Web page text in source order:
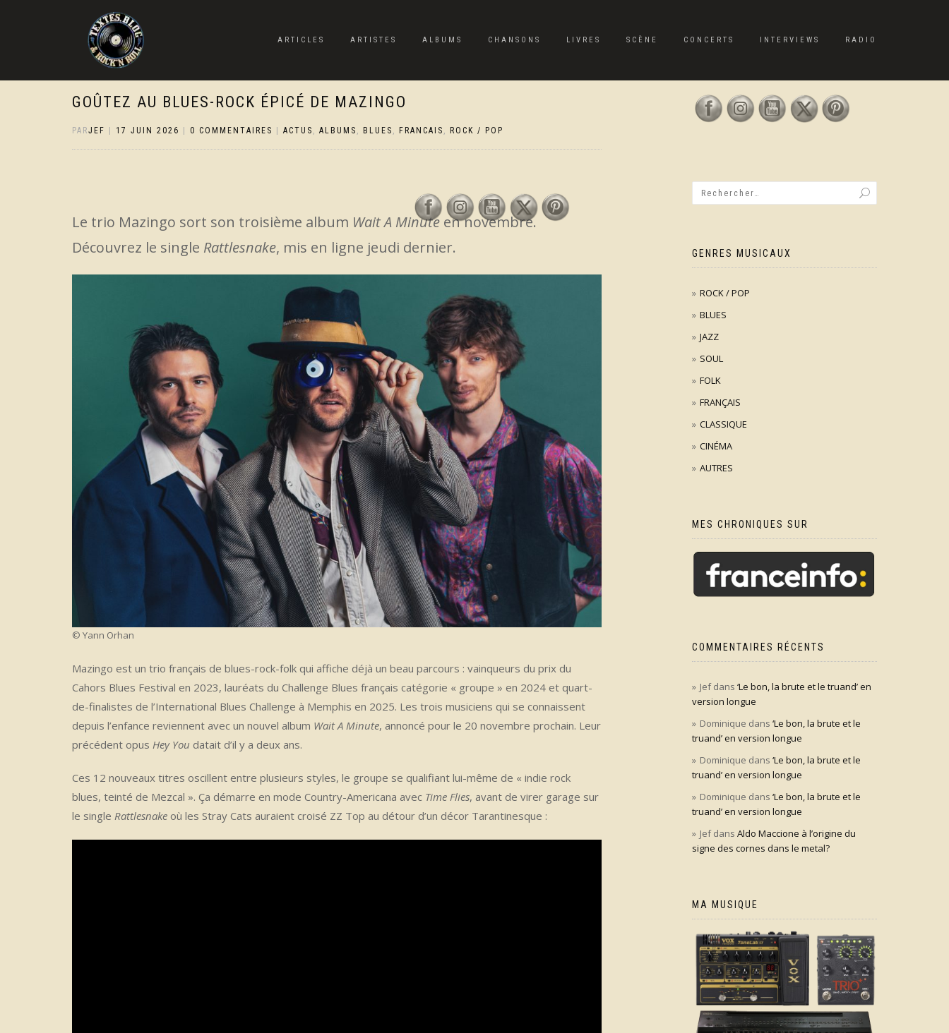
ARTICLES ARTISTES ALBUMS CHANSONS LIVRES SCÈNE CONCERTS INTERVIEWS RADIO
GOÛTEZ AU BLUES-ROCK ÉPICÉ DE MAZINGO
PARJEF 17 JUIN 2026 0 COMMENTAIRES ACTUS , ALBUMS , BLUES , FRANCAIS , ROCK / POP
Le trio Mazingo sort son troisième album Wait A Minute en novembre.
Découvrez le single Rattlesnake, mis en ligne jeudi dernier.
© Yann Orhan
Mazingo est un trio français de blues-rock-folk qui affiche déjà un beau parcours : vainqueurs du prix du
Cahors Blues Festival en 2023, lauréats du Challenge Blues français catégorie « groupe » en 2024 et quart-
de-finalistes de l’International Blues Challenge à Memphis en 2025. Les trois musiciens qui se connaissent
depuis l’enfance reviennent avec un nouvel album Wait A Minute, annoncé pour le 20 novembre prochain. Leur
précédent opus Hey You datait d’il y a deux ans.
Ces 12 nouveaux titres oscillent entre plusieurs styles, le groupe se qualifiant lui-même de « indie rock
blues, teinté de Mezcal ». Ça démarre en mode Country-Americana avec Time Flies, avant de virer garage sur
le single Rattlesnake où les Stray Cats auraient croisé ZZ Top au détour d’un décor Tarantinesque :
GENRES MUSICAUX
ROCK / POP
BLUES
JAZZ
SOUL
FOLK
FRANÇAIS
CLASSIQUE
CINÉMA
AUTRES
MES CHRONIQUES SUR
COMMENTAIRES RÉCENTS
Jefdans ‘Le bon, la brute et le truand’ en
version longue
Dominique dans ‘Le bon, la brute et le
truand’ en version longue
Dominique dans ‘Le bon, la brute et le
truand’ en version longue
Dominique dans ‘Le bon, la brute et le
truand’ en version longue
Jefdans Aldo Maccione à l’origine du
signe des cornes dans le metal?
MA MUSIQUE